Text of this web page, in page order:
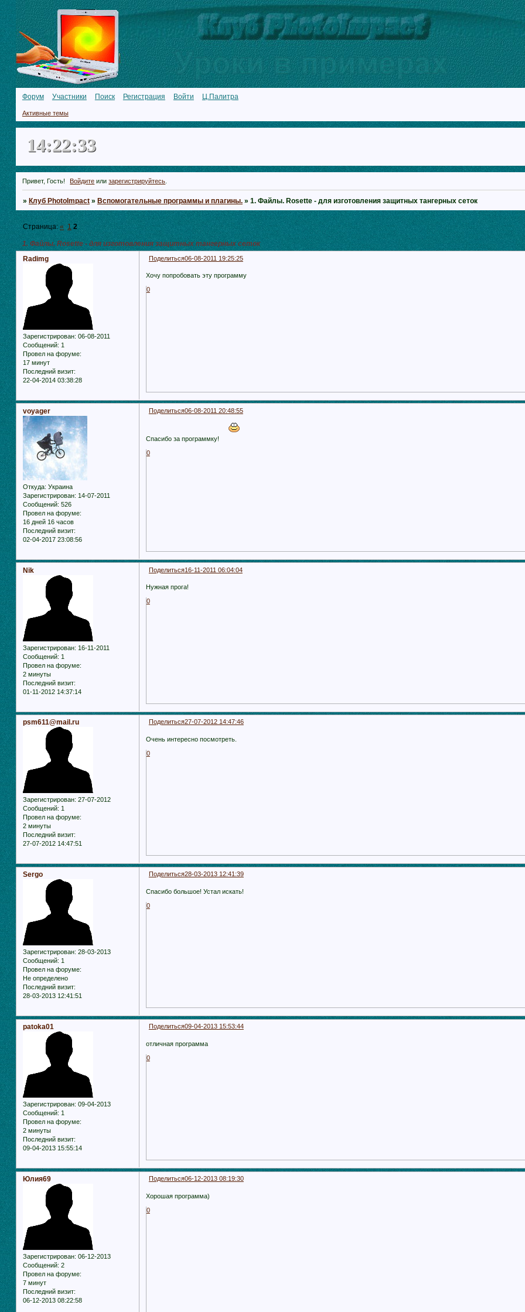
Форум Участники Поиск Регистрация Войти Ц.Палитра
Активные темы
14:22:33
Привет, Гость! Войдите илизарегистрируйтесь
» Клуб PhotoImpact » Вспомогательные программы и плагины. » 1. Файлы. Rosette - для изготовления защитных тангерных сеток
1. Файлы. Rosette - для изготовления защитных тангерных сеток
Страница: « 1 2
Поделиться06-08-2011 19:25:25
Radimg
Зарегистрирован: 06-08-2011
Сообщений: 1
Провел на форуме:
17 минут
Последний визит:
22-04-2014 03:38:28
Хочу попробовать эту программу
0
Поделиться06-08-2011 20:48:55
voyager
Откуда: Украина
Зарегистрирован: 14-07-2011
Сообщений: 526
Провел на форуме:
16 дней 16 часов
Последний визит:
02-04-2017 23:08:56
Спасибо за программку!
0
Поделиться16-11-2011 06:04:04
Nik
Зарегистрирован: 16-11-2011
Сообщений: 1
Провел на форуме:
2 минуты
Последний визит:
01-11-2012 14:37:14
Нужная прога!
0
Поделиться27-07-2012 14:47:46
psm611@mail.ru
Зарегистрирован: 27-07-2012
Сообщений: 1
Провел на форуме:
2 минуты
Последний визит:
27-07-2012 14:47:51
Очень интересно посмотреть.
0
Поделиться28-03-2013 12:41:39
Sergo
Зарегистрирован: 28-03-2013
Сообщений: 1
Провел на форуме:
Не определено
Последний визит:
28-03-2013 12:41:51
Спасибо большое! Устал искать!
0
Поделиться09-04-2013 15:53:44
patoka01
Зарегистрирован: 09-04-2013
Сообщений: 1
Провел на форуме:
2 минуты
Последний визит:
09-04-2013 15:55:14
отличная программа
0
Поделиться06-12-2013 08:19:30
Юлия69
Зарегистрирован: 06-12-2013
Сообщений: 2
Провел на форуме:
7 минут
Последний визит:
06-12-2013 08:22:58
Хорошая программа)
0